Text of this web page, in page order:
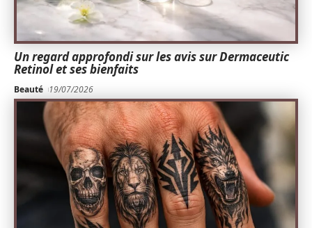
Un regard approfondi sur les avis sur Dermaceutic
Retinol et ses bienfaits
Beauté 19/07/2026